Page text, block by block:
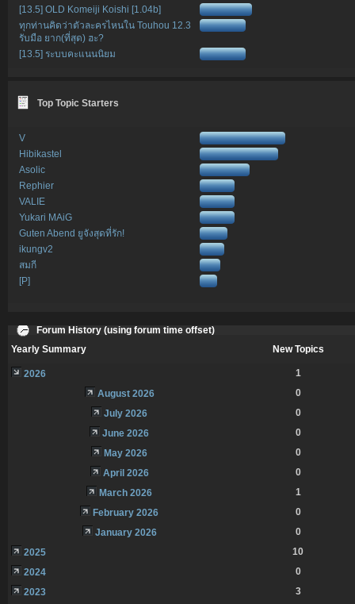
[13.5] OLD Komeiji Koishi [1.04b]
ทุกท่านคิดว่าตัวละครไหนใน Touhou 12.3
รับมือ ยาก(ที่สุด) ฮะ?
[13.5] ระบบคะแนนนิยม
Top Topic Starters
V
Hibikastel
Asolic
Rephier
VALIE
Yukari MAiG
Guten Abend ยูจังสุดที่รัก!
ikungv2
สมกี
[P]
Forum History (using forum time offset)
Yearly Summary
New Topics
2026
1
August 2026
0
July 2026
0
June 2026
0
May 2026
0
April 2026
0
March 2026
1
February 2026
0
January 2026
0
2025
10
2024
0
2023
3